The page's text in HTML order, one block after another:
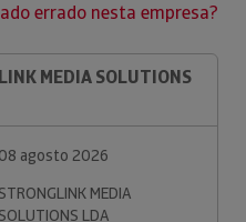
errado nesta empresa?
MEDIA SOLUTIONS
08 agosto 2026
STRONGLINK MEDIA
SOLUTIONS LDA